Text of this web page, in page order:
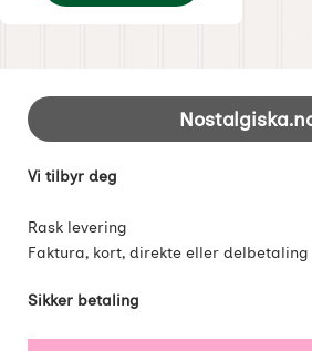
Julpynt nå så kommer julen
Footer-innhold Blandet
Vi tilbyr deg
Rask levering
Faktura, kort, direkte eller delbetaling
Sikker betaling